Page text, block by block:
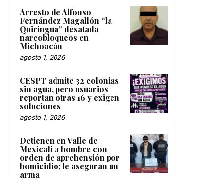
Arresto de Alfonso
Fernández Magallón “la
Quiringua” desatada
narcobloqueos en
Michoacán
agosto 1, 2026
CESPT admite 32 colonias
sin agua, pero usuarios
reportan otras 16 y exigen
soluciones
agosto 1, 2026
Detienen en Valle de
Mexicali a hombre con
orden de aprehensión por
homicidio; le aseguran un
arma